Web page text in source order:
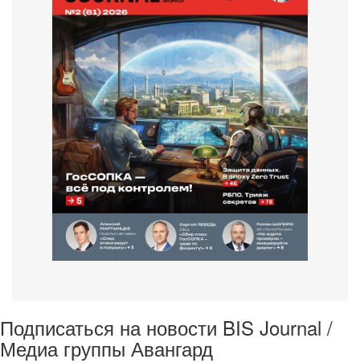
Подписаться на новости BIS Journal /
Медиа группы Авангард